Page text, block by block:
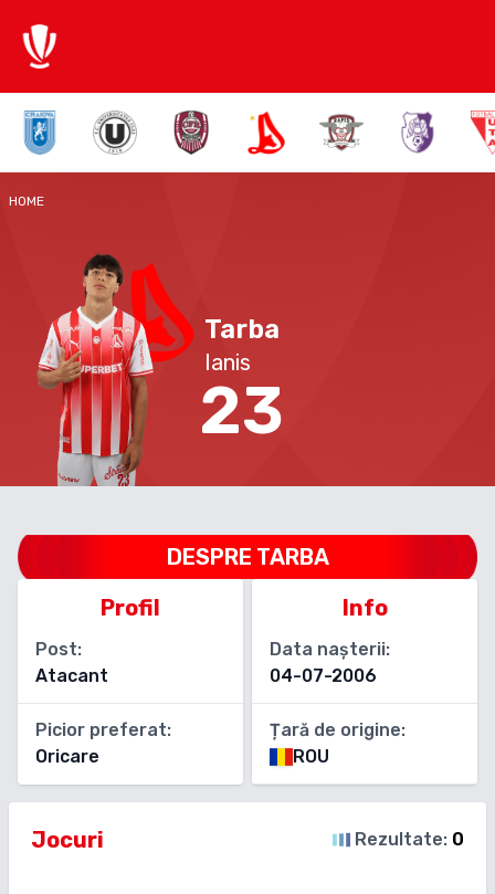
HOME
23
Tarba
Ianis
DESPRE TARBA
Profil
Post:
Atacant
Picior preferat:
Oricare
Info
Data nașterii:
04-07-2006
Țară de origine:
ROU
Jocuri Rezultate: 0